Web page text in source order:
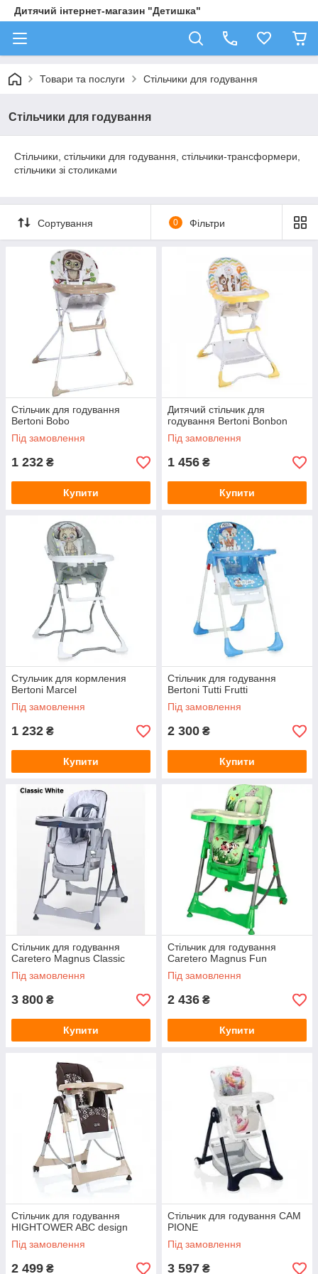
Дитячий інтернет-магазин "Детишка"
Товари та послуги Стільчики для годування
Стільчики для годування
Стільчики, стільчики для годування, стільчики-трансформери,
стільчики зі столиками
Сортування 0 Фільтри
Стільчик для годування
Bertoni Bobo
Під замовлення
1 232 ₴
Купити
Дитячий стільчик для
годування Bertoni Bonbon
Під замовлення
1 456 ₴
Купити
Стульчик для кормления
Bertoni Marcel
Під замовлення
1 232 ₴
Купити
Стільчик для годування
Bertoni Tutti Frutti
Під замовлення
2 300 ₴
Купити
Стільчик для годування
Caretero Magnus Classic
Під замовлення
3 800 ₴
Купити
Стільчик для годування
Caretero Magnus Fun
Під замовлення
2 436 ₴
Купити
Стільчик для годування
HIGHTOWER ABC design
Під замовлення
2 499 ₴
Стільчик для годування CAM
PIONE
Під замовлення
3 597 ₴